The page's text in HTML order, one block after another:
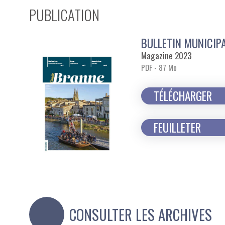
PUBLICATION
BULLETIN
Magazine 2023
PDF - 87 Mo
TÉLÉCHARGER
FEUILLETER
CONSULTER LES ARCHIVES